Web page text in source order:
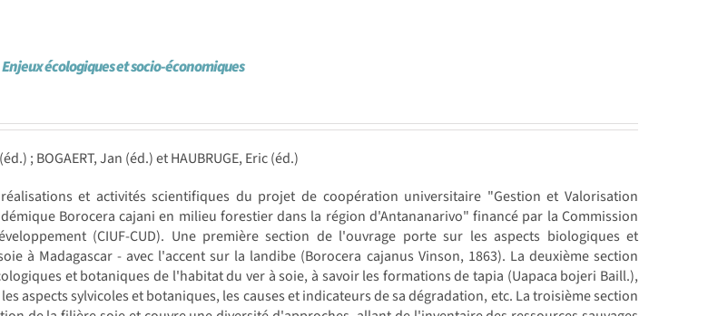
écologiques et socio-économiques
; BOGAERT, Jan (éd.) et HAUBRUGE, Eric (éd.)
et activités scientifiques du projet de coopération universitaire "Gestion et Valorisation
Borocera cajani en milieu forestier dans la région d'Antananarivo" financé par la Commission
(CIUF-CUD). Une première section de l'ouvrage porte sur les aspects biologiques et
à Madagascar - avec l'accent sur la landibe (Borocera cajanus Vinson, 1863). La deuxième section
et botaniques de l'habitat du ver à soie, à savoir les formations de tapia (Uapaca bojeri Baill.),
aspects sylvicoles et botaniques, les causes et indicateurs de sa dégradation, etc. La troisième section